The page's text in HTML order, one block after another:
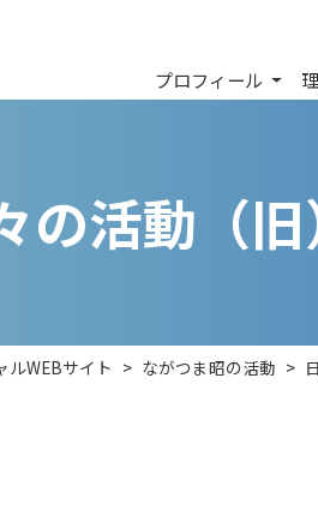
プロフィール
の活動 （旧
ルWEBサイト > ながつま昭の活動 >